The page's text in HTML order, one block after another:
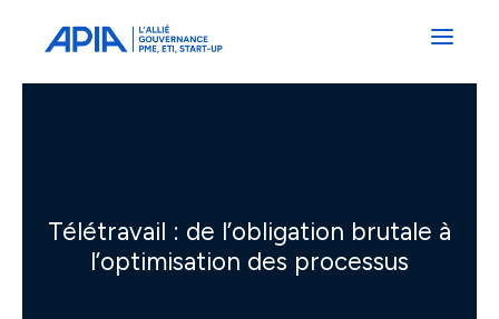
Professionnels
Indépendants
Télétravail : de l’obligation brutale à
l’optimisation des processus